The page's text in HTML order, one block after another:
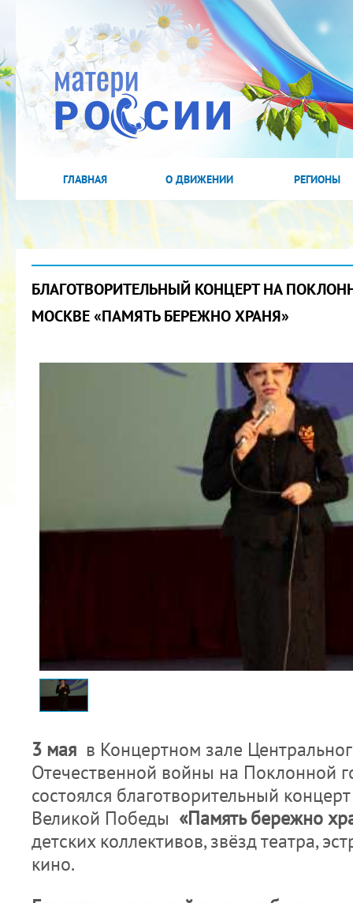
ГЛАВНАЯ О ДВИЖЕНИИ РЕГИОНЫ
БЛАГОТВОРИТЕЛЬНЫЙ КОНЦЕРТ НА
МОСКВЕ «ПАМЯТЬ БЕРЕЖНО ХРАНЯ»
3 мая в Концертном зале
Отечественной войны на Поклонной
состоялся благотворительный
Великой Победы «Память бережно
детских коллективов, звёзд театра,
кино.
2022 ГОД ПРОВОЗГЛАШЕН ГОДОМ
МАТЕРИ В ЯКУТИИ